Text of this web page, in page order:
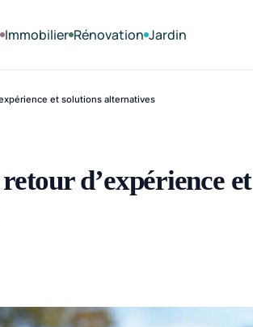
Immobilier Rénovation Jardin
et solutions alternatives
d’expérience et